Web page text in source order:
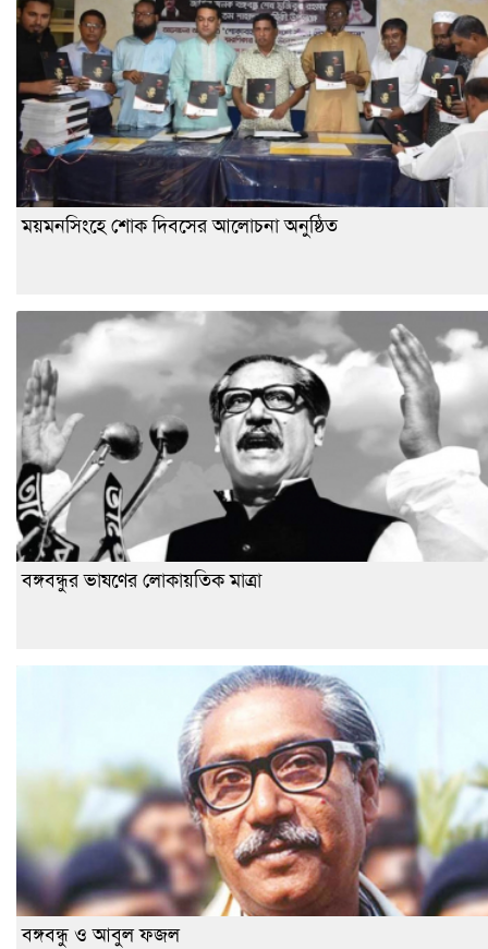
ময়মনসিংহে শোক দিবসের আলোচনা অনুষ্ঠিত
বঙ্গবন্ধুর ভাষণের লোকায়তিক মাত্রা
বঙ্গবন্ধু ও আবুল ফজল